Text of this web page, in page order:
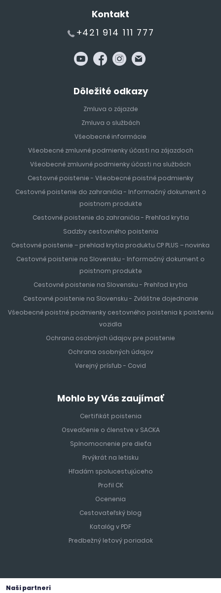
Kontakt
+421 914 111 777
Dôležité odkazy
Zmluva o zájazde
Zmluva o službách
Všeobecné informácie
Všeobecné zmluvné podmienky účasti na zájazdoch
Všeobecné zmluvné podmienky účasti na službách
Cestovné poistenie - Všeobecné poistné podmienky
Cestovné poistenie do zahraničia - Informačný dokument o
poistnom produkte
Cestovné poistenie do zahraničia - Prehľad krytia
Sadzby cestovného poistenia
Cestovné poistenie – prehlad krytia produktu CP PLUS – novinka
Cestovné poistenie na Slovensku - Informačný dokument o
poistnom produkte
Cestovné poistenie na Slovensku - Prehľad krytia
Cestovné poistenie na Slovensku - Zvláštne dojednanie
Všeobecné poistné podmienky cestovného poistenia k poisteniu
vozidla
Ochrana osobných údajov pre poistenie
Ochrana osobných údajov
Verejný prísľub - Covid
Mohlo by Vás zaujímať
Certifikát poistenia
Osvedčenie o členstve v SACKA
Splnomocnenie pre dieťa
Prvýkrát na letisku
Hľadám spolucestujúceho
Profil CK
Ocenenia
Cestovateľský blog
Katalóg v PDF
Predbežný letový poriadok
Naši partneri